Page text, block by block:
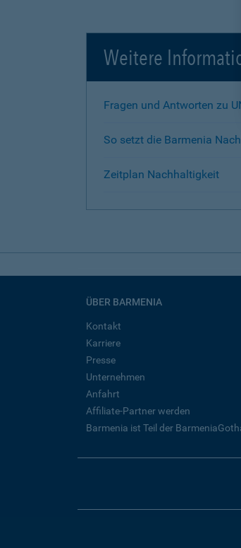
Weitere
Fragen und Antworten zu
So setzt die Barmenia
Zeitplan Nachhaltigkeit
ÜBER BARMENIA
Kontakt
Karriere
Presse
Unternehmen
Anfahrt
Affiliate-Partner werden
Barmenia ist Teil der